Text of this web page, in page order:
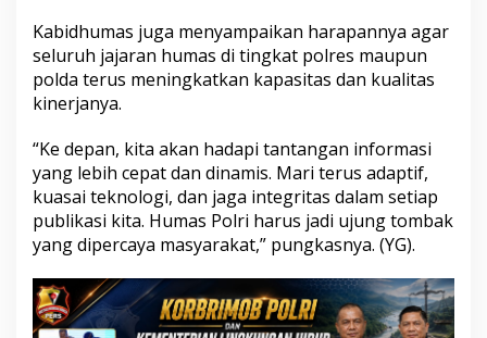
Kabidhumas juga menyampaikan harapannya agar
seluruh jajaran humas di tingkat polres maupun
polda terus meningkatkan kapasitas dan kualitas
kinerjanya.
“Ke depan, kita akan hadapi tantangan informasi
yang lebih cepat dan dinamis. Mari terus adaptif,
kuasai teknologi, dan jaga integritas dalam setiap
publikasi kita. Humas Polri harus jadi ujung tombak
yang dipercaya masyarakat,” pungkasnya. (YG).